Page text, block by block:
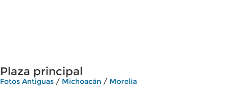
Plaza principal
Fotos Antiguas / Michoacán / Morelia